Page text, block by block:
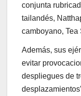
conjunta
tailandés,
camboyano, Tea
Además, sus
evitar
despliegues de